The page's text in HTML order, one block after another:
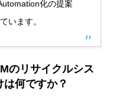
化の提案
います。
のリサイクルシス
何ですか？